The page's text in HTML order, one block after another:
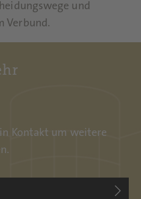
und
Verbund.
Kontakt um weitere